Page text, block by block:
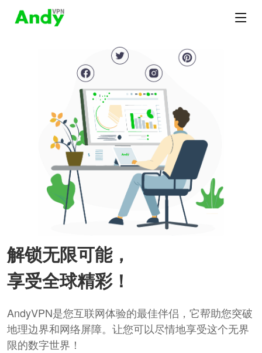
解锁无限可能，
享受全球精彩！
AndyVPN是您互联网体验的最佳伴侣，它帮助您突破
地理边界和网络屏障。让您可以尽情地享受这个无界
限的数字世界！